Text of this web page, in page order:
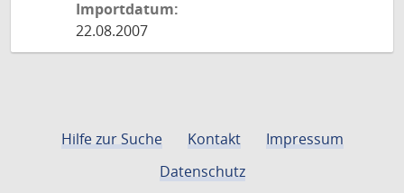
Importdatum:
22.08.2007
Hilfe zur Suche Kontakt
Impressum
Datenschutz